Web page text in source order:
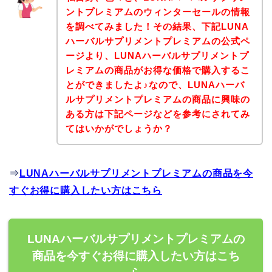
ントプレミアムのウィンターセールの情報
を調べてみました！その結果、下記LUNA
ハーバルサプリメントプレミアムの公式ペ
ージより、LUNAハーバルサプリメントプ
レミアムの商品がお得な価格で購入するこ
とができましたよ♪なので、LUNAハーバ
ルサプリメントプレミアムの商品に興味の
ある方は下記ページなどを参考にされてみ
てはいかがでしょうか？
⇒ LUNAハーバルサプリメントプレミアムの商品を今
すぐお得に購入したい方はこちら
LUNAハーバルサプリメントプレミアムの
商品を今すぐお得に購入したい方はこち